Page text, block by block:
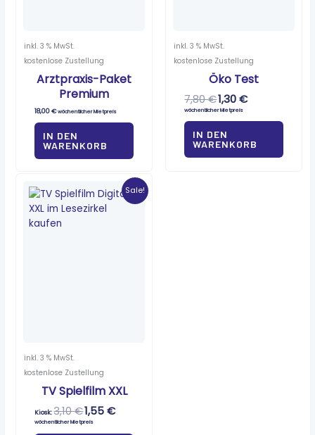
inkl. 3 % MwSt.
kostenlose Zustellung
Arztpraxis-Paket
Premium
18,00€wöchentlicher Mietpreis
IN DEN
WARENKORB
inkl. 3 % MwSt.
kostenlose Zustellung
Öko Test
7,80€1,30€
wöchentlicher Mietpreis
IN DEN
WARENKORB
Sale!
inkl. 3 % MwSt.
kostenlose Zustellung
TV Spielfilm XXL
Kiosk:3,10€
Ursprünglicher
war:
1,55€
Aktueller
Preis
ist:
1,55 €.
wöchentlicher Mietpreis